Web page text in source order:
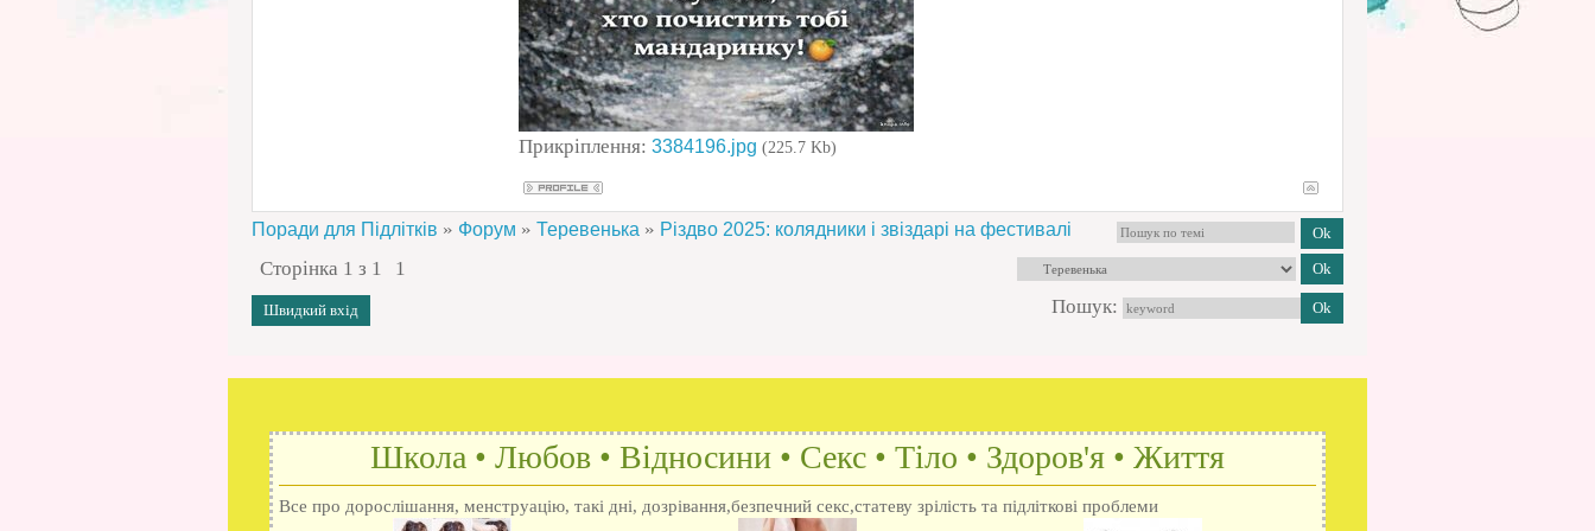
Прикріплення: 3384196.jpg (225.7 Kb)
Поради для Підлітків » Форум » Теревенька » Різдво 2025: колядники і звіздарі на фестивалі
Сторінка 1 з 1
1
Пошук:
Школа • Любов • Відносини • Секс • Тіло • Здоров'я • Життя
Все про дорослішання, менструацію, такі дні, дозрівання,безпечний секс,статеву зрілість та підліткові проблеми